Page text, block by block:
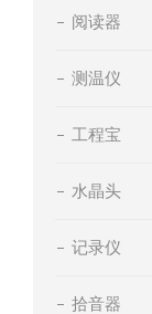
阅读器
测温仪
工程宝
水晶头
记录仪
拾音器